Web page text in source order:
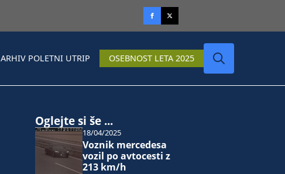
ARHIV POLETNI UTRIP OSEBNOST LETA 2025
Oglejte si še ...
Voznik mercedesa
vozil po avtocesti z
213 km/h
18/04/2025